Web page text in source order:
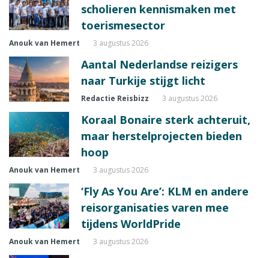
scholieren kennismaken met
toerismesector
Anouk van Hemert 3 augustus 2026
Aantal Nederlandse reizigers
naar Turkije stijgt licht
Redactie Reisbizz 3 augustus 2026
Koraal Bonaire sterk achteruit,
maar herstelprojecten bieden
hoop
Anouk van Hemert 3 augustus 2026
‘Fly As You Are’: KLM en andere
reisorganisaties varen mee
tijdens WorldPride
Anouk van Hemert 3 augustus 2026